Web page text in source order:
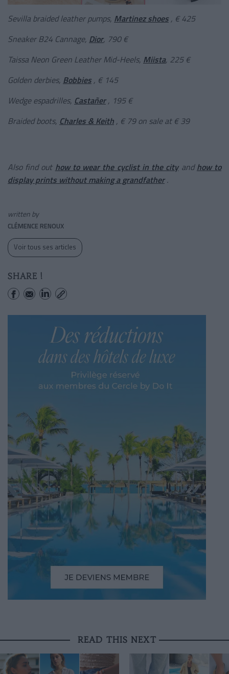
Sevilla braided leather pumps, Martinez shoes , € 425
Sneaker B24 Cannage, Dior, 790 €
Taissa Neon Green Leather Mid-Heels, Miista, 225 €
Golden derbies, Bobbies , € 145
Wedge espadrilles, Castañer , 195 €
Braided boots, Charles & Keith , € 79 on sale at € 39
Also find out how to wear the cyclist in the city and how to
display prints without making a grandfather .
written by
CLÉMENCE RENOUX
Voir tous ses articles
SHARE !
READ THIS NEXT